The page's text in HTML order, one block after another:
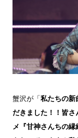
蟹沢が「私たちの新
だきました！！皆
メ『甘神さんちの